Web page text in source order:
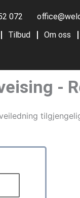
072
Tilbud
Om oss
-